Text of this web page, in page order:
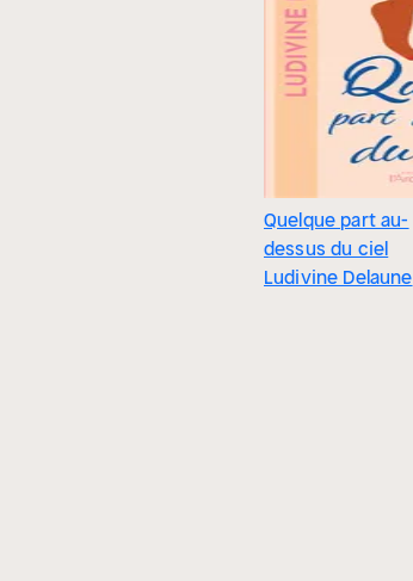
Quelque part au-
dessus du ciel
Ludivine Delaune